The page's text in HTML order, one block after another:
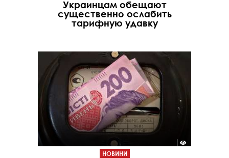
Украинцам обещают
существенно ослабить
тарифную удавку
НОВИНИ